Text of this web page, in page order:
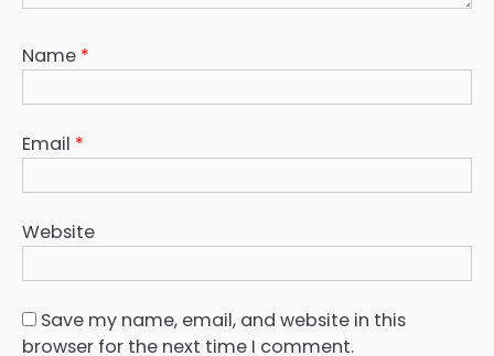
Name *
Email *
Website
Save my name, email, and website in this
browser for the next time I comment.